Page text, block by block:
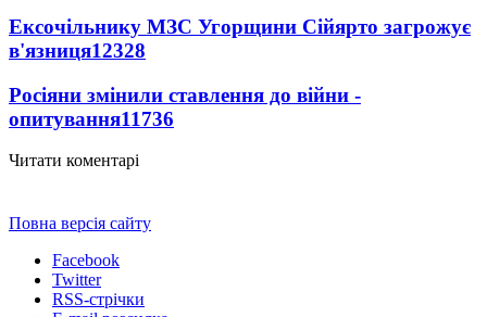
Ексочільнику МЗС Угорщини Сійярто загрожує
в'язниця12328
Росіяни змінили ставлення до війни -
опитування11736
Читати коментарі
Повна версія сайту
Facebook
Twitter
RSS-стрічки